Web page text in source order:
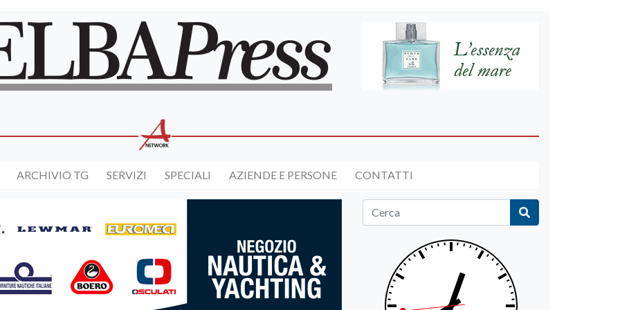
ARCHIVIO TG SERVIZI SPECIALI AZIENDE E PERSONE CONTATTI